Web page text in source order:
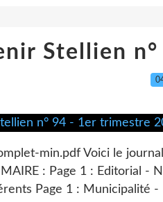
Stellien
min.pdf Voici le
: Page 1 : Editorial -
Page 1 : Municipalité